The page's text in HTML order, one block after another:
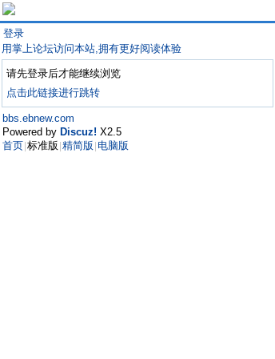
登录
用掌上论坛访问本站,拥有更好阅读体验
请先登录后才能继续浏览
点击此链接进行跳转
bbs.ebnew.com
Powered by Discuz! X2.5
首页 标准版 精简版 电脑版